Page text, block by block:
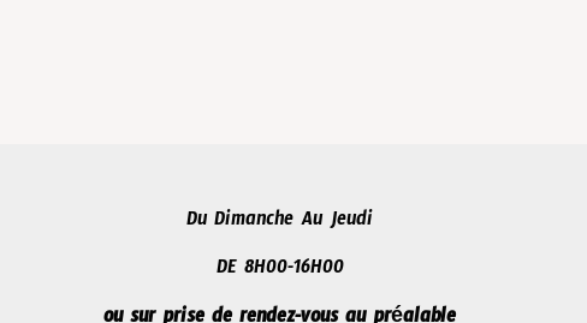
Du Dimanche Au Jeudi
DE 8H00-16H00